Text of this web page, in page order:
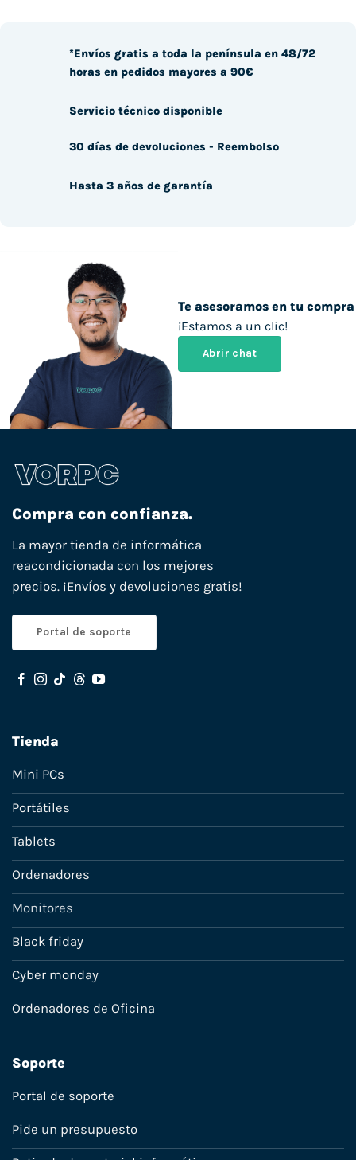
Te asesoramos en tu compra
¡Estamos a un clic!
Abrir chat
*Envíos gratis a toda la península en 48/72
horas en pedidos mayores a 90€
Servicio técnico disponible
30 días de devoluciones - Reembolso
Hasta 3 años de garantía
Compra con confianza.
La mayor tienda de informática
reacondicionada con los mejores
precios. ¡Envíos y devoluciones gratis!
Portal de soporte
Tienda
Mini PCs
Portátiles
Tablets
Ordenadores
Monitores
Black friday
Cyber monday
Ordenadores de Oficina
Soporte
Portal de soporte
Pide un presupuesto